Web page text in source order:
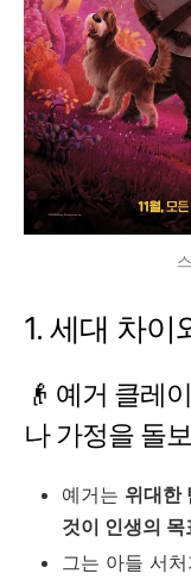
1. 세대 차이
👴 예거 클레
나 가정을 돌
예거는 위대한
것이 인생의 목
그는 아들 서